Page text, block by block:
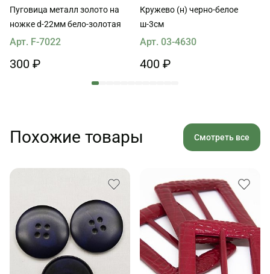
Пуговица металл золото на
ножке d-22мм бело-золотая
Арт. F-7022
300 ₽
Кружево (н) черно-белое
ш-3см
Арт. 03-4630
400 ₽
Похожие товары Смотреть все